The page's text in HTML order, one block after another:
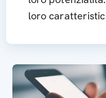
loro